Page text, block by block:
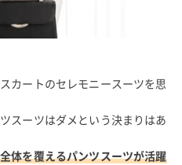
カートのセレモニースーツを思
スーツはダメという決まりはあ
体を覆えるパンツスーツが活躍